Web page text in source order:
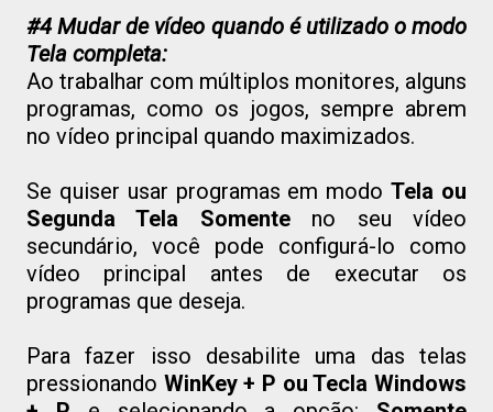
#4 Mudar de vídeo quando é utilizado o modo
Tela completa:
Ao trabalhar com múltiplos monitores, alguns
programas, como os jogos, sempre abrem
no vídeo principal quando maximizados.
Se quiser usar programas em modoTela ou
Segunda Tela Somenteno seu vídeo
secundário, você pode configurá-lo como
vídeo principal antes de executar os
programas que deseja.
Para fazer isso desabilite uma das telas
pressionando WinKey + P ou Tecla Windows